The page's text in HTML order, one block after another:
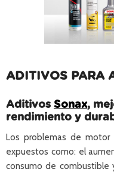
ADITIVOS PARA
Aditivos Sonax,
rendimiento y
Los problemas de
expuestos como: el
consumo de combustible